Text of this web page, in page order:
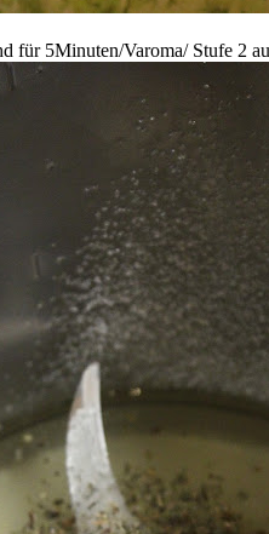
für 5Minuten/Varoma/ Stufe 2